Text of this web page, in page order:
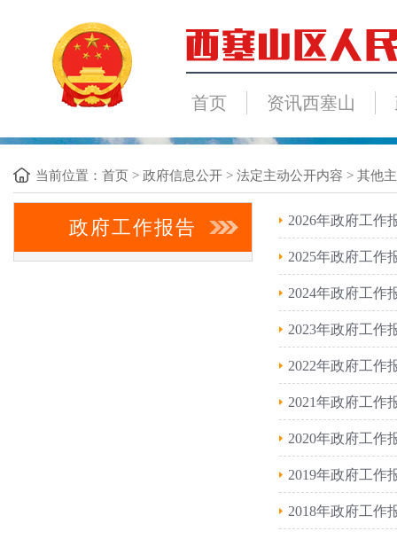
首页 资讯西塞山
当前位置： 首页 > 政府信息公开 > 法定主动公开内容 > 其他
政府工作报告 2026年政府工作
2025年政府工作
2024年政府工作
2023年政府工作
2022年政府工作
2021年政府工作
2020年政府工作
2019年政府工作
2018年政府工作